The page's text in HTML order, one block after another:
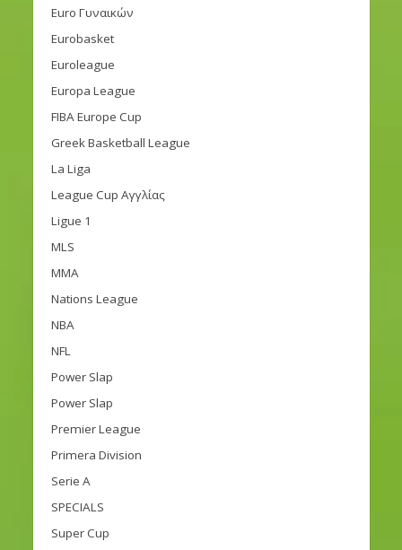
Euro Γυναικών
Eurobasket
Euroleague
Europa League
FIBA Europe Cup
Greek Basketball League
La Liga
League Cup Αγγλίας
Ligue 1
MLS
MMA
Nations League
NBA
NFL
Power Slap
Power Slap
Premier League
Primera Division
Serie A
SPECIALS
Super Cup